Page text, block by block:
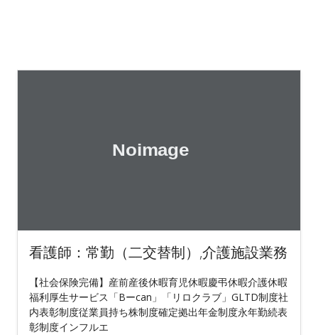
看護師：常勤（二交替制）,介護施設業務
【社会保険完備】産前産後休暇育児休暇慶弔休暇介護休暇
福利厚生サービス「Bーcan」「リロクラブ」GLTD制度社
内表彰制度従業員持ち株制度確定拠出年金制度永年勤続表
彰制度インフルエ